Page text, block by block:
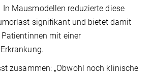
Mausmodellen reduzierte diese
signifikant und bietet damit
mit einer
zusammen: „Obwohl noch klinische